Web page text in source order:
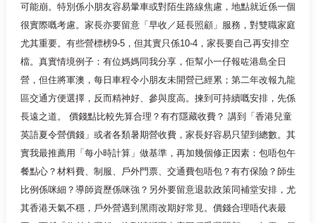
可能崩。特別係小朋友容易暈車或對陌生路線焦慮，地點就近係一個
很實際嘅考慮。家長亦要留意「早收／延長照顧」服務，對雙職家庭
尤其重要。有些營標榜9-5，但其實只係10-4，家長要自己再安排空
檔。真實情境例子：有位媽媽同我分享，佢幫小一仔報咗港島全日
營，但住將軍澳，每日車程令小朋友未開營已經累；第二年改報九龍
區交通方便選擇，反而精神好、參與度高。揀到可持續嘅安排，先係
長遠之道。 價錢點比較先算合理？有冇隱藏收費？ 講到「香港兒童
英語夏令營價錢」或者各類暑期營收費，家長好容易只望到總數。其
實我最推薦用「每小時計算」做基準，再加幾個修正因素：包唔包午
餐點心？材料費、制服、戶外門票、交通費包唔包？有冇保險？師生
比例係咪細？導師資歷係咪強？另外要留意退款政策同補堂安排，尤
其香港天氣不穩，戶外營遇到黑雨改期好常見。價錢合理唔代表最